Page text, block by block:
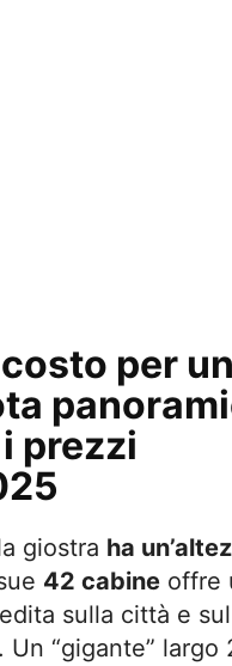
per
prezzi
giostra ha
42 cabine offre
sulla città e
Un “gigante” largo